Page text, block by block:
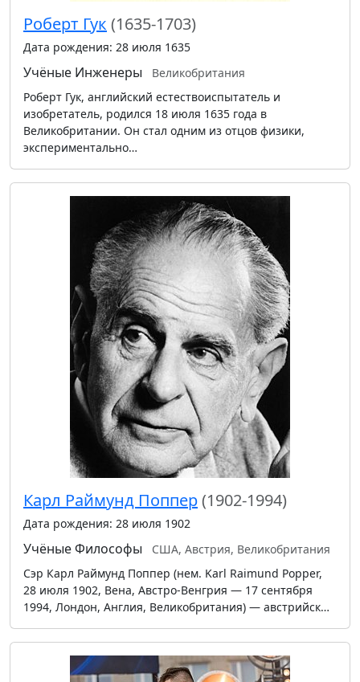
Роберт Гук (1635-1703)
Дата рождения: 28 июля 1635
Учёные Инженеры
Великобритания
Роберт Гук, английский естествоиспытатель и
изобретатель, родился 18 июля 1635 года в
Великобритании. Он стал одним из отцов физики,
экспериментально…
Карл Раймунд Поппер(1902-1994)
Дата рождения: 28 июля 1902
УчёныеФилософы
США, Австрия, Великобритания
Сэр Карл Раймунд Поппер (нем. Karl Raimund Popper,
28 июля 1902, Вена, Австро-Венгрия — 17 сентября
1994, Лондон, Англия, Великобритания) — австрийск…